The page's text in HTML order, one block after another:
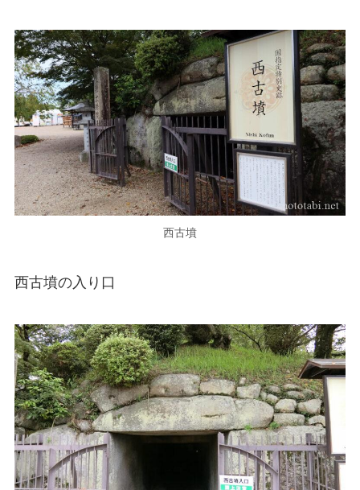
西古墳
西古墳の入り口